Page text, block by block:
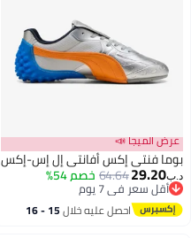
عرض الميجا 📣
بوما فنتي إكس أفانتي إل إس-إكس
د.ب‏29.20
64.64خصم 54%
أقل سعر في 7 يوم
أقل سعر في 7 يوماحصل عليه خلال 15 - 16